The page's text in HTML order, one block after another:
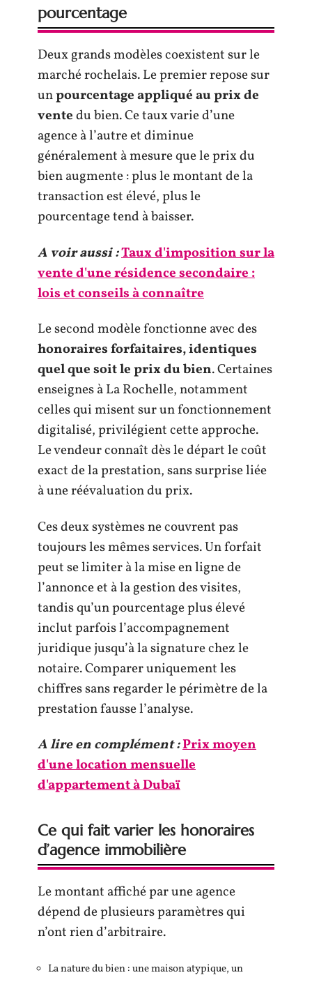
pourcentage
Deux grands modèles coexistent sur le
marché rochelais. Le premier repose sur
unpourcentage appliqué au prix de
ventedu bien. Ce taux varie d’une
agence à l’autre et diminue
généralement à mesure que le prix du
bien augmente : plus le montant de la
transaction est élevé, plus le
pourcentage tend à baisser.
A voir aussi :Taux d'imposition sur la
vente d'une résidence secondaire :
lois et conseils à connaître
Le second modèle fonctionne avec des
honoraires forfaitaires, identiques
quel que soit le prix du bien. Certaines
enseignes à La Rochelle, notamment
celles qui misent sur un fonctionnement
digitalisé, privilégient cette approche.
Le vendeur connaît dès le départ le coût
exact de la prestation, sans surprise liée
à une réévaluation du prix.
Ces deux systèmes ne couvrent pas
toujours les mêmes services. Un forfait
peut se limiter à la mise en ligne de
l’annonce et à la gestion des visites,
tandis qu’un pourcentage plus élevé
inclut parfois l’accompagnement
juridique jusqu’à la signature chez le
notaire. Comparer uniquement les
chiffres sans regarder le périmètre de la
prestation fausse l’analyse.
A lire en complément :Prix moyen
d'une location mensuelle
d'appartement à Dubaï
Ce qui fait varier les honoraires
d’agence immobilière
Le montant affiché par une agence
dépend de plusieurs paramètres qui
n’ont rien d’arbitraire.
La nature du bien : une maison atypique, un